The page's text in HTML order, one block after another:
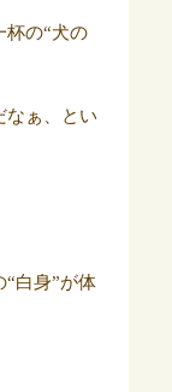
杯の“犬の
なぁ、とい
“白身”が体